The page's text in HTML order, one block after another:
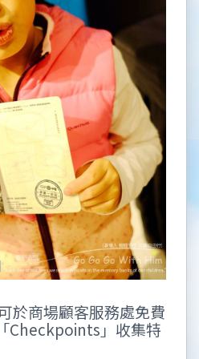
於商場顧客服務處免費
Checkpoints」收集特